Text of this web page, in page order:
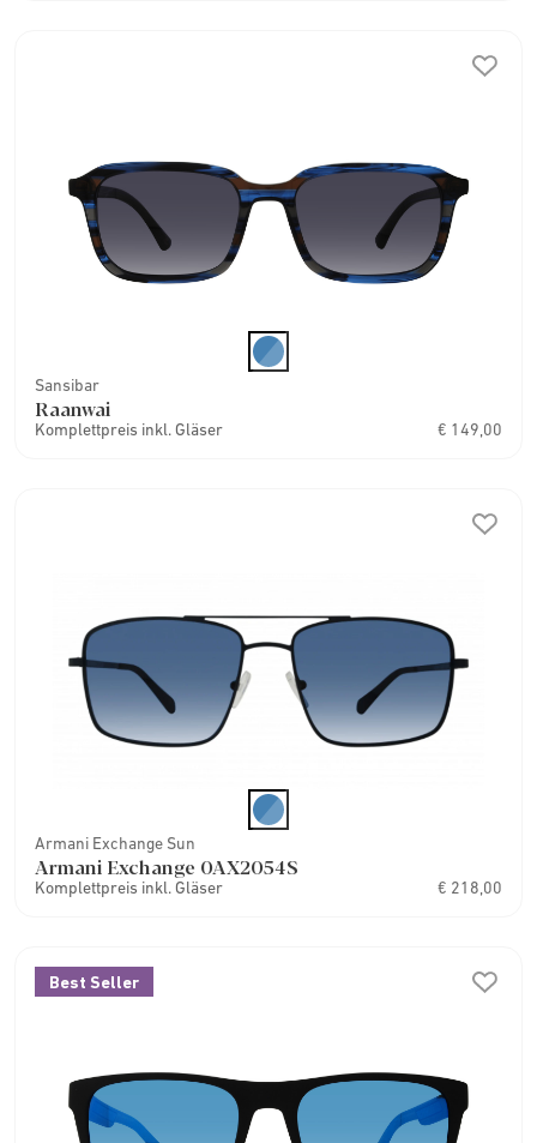
Sansibar
Raanwai
Komplettpreis inkl. Gläser € 149,00
Armani Exchange Sun
Armani Exchange 0AX2054S
Komplettpreis inkl. Gläser € 218,00
Best Seller